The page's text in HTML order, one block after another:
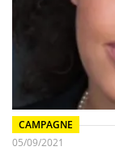
CAMPAGNE
05/09/2021